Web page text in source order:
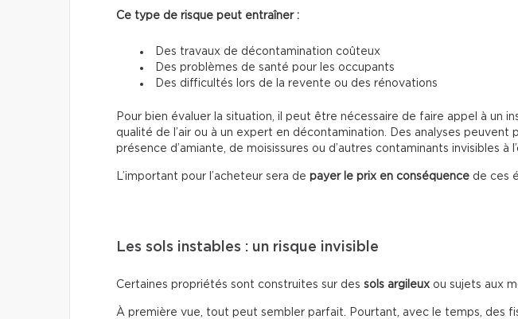
Ce type de risque peut entraîner :
Des travaux de décontamination coûteux
Des problèmes de santé pour les occupants
Des difficultés lors de la revente ou des rénovations
Pour bien évaluer la situation, il peut être nécessaire de faire appel à un
qualité de l’air ou à un expert en décontamination. Des analyses
présence d’amiante, de moisissures ou d’autres contaminants invisibles à
L’important pour l’acheteur sera de payer le prix en conséquence de ces
Les sols instables : un risque invisible
Certaines propriétés sont construites sur des sols argileux ou sujets aux
À première vue, tout peut sembler parfait. Pourtant, avec le temps, des